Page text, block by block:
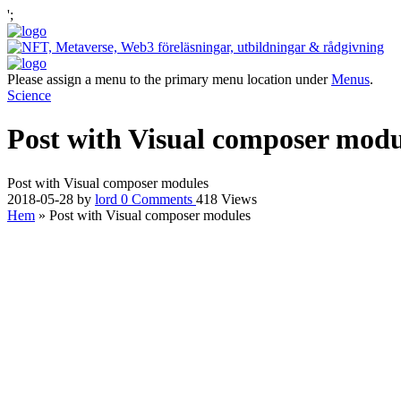
';
Please assign a menu to the primary menu location underMenus.
Science
Post with Visual composer
Post with Visual composer modules
2018-05-28 by lord 0 Comments 418 Views
Hem » Post with Visual composer modules